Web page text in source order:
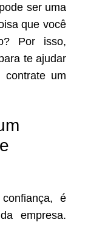
ser uma
que você
Por isso,
te ajudar
um
é
empresa.